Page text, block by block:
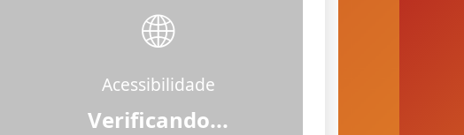
🌐
Acessibilidade
Acessível (com